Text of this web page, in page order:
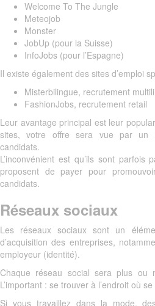
Welcome To The Jungle
Meteojob
Monster
JobUp (pour la Suisse)
InfoJobs (pour l’Espagne)
Il existe également des sites d’emploi
Misterbilingue, recrutement
FashionJobs, recrutement retail
Leur avantage principal est leur
sites, votre offre sera vue par un
candidats.
L’inconvénient est qu’ils sont parfois
proposent de payer pour
candidats.
Réseaux sociaux
Les réseaux sociaux sont un
d’acquisition des entreprises,
employeur (identité).
Chaque réseau social sera plus ou
L’important : se trouver à l’endroit où
Si vous travaillez dans la mode,